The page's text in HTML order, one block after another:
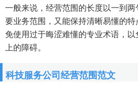
一般来说，经营范围的长度以一到
要业务范围，又能保持清晰易懂的
免使用过于晦涩难懂的专业术语，
上的障碍。
科技服务公司经营范围范文